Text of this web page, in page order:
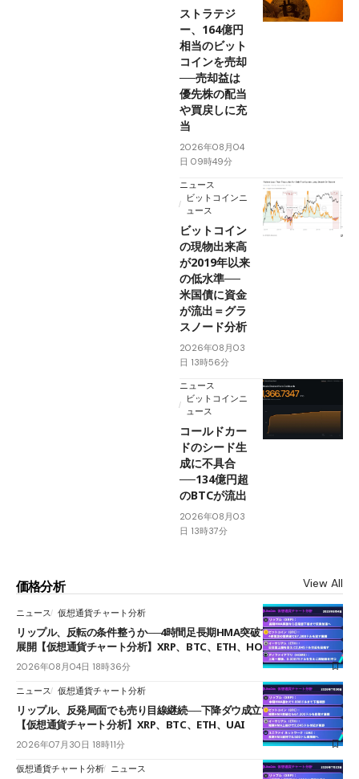
ストラテジ
ー、164億円
相当のビット
コインを売却
──売却益は
優先株の配当
や買戻しに充
当
2026年08月04
日 09時49分
ニュース
ビットコインニ
ュース
ビットコイン
の現物出来高
が2019年以来
の低水準──
米国債に資金
が流出＝グラ
スノード分析
2026年08月03
日 13時56分
ニュース
ビットコインニ
ュース
コールドカー
ドのシード生
成に不具合
──134億円超
のBTCが流出
2026年08月03
日 13時37分
価格分析 View All
ニュース 仮想通貨チャート分析
リップル、反転の条件整うか──4時間足長期HMA突破で雲下端を目指す
展開【仮想通貨チャート分析】XRP、BTC、ETH、HOME
2026年08月04日 18時36分
ニュース 仮想通貨チャート分析
リップル、反発局面でも売り目線継続──下降ダウ成立で下値追う展開
【仮想通貨チャート分析】XRP、BTC、ETH、UAI
2026年07月30日 18時11分
仮想通貨チャート分析 ニュース